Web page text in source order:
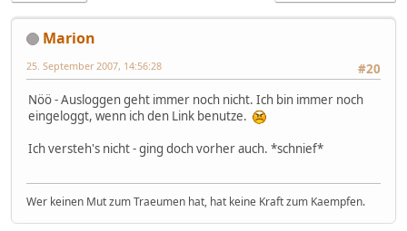
Marion
#20
25. September 2007, 14:56:28
Nöö - Ausloggen geht immer noch nicht. Ich bin immer noch
eingeloggt, wenn ich den Link benutze.
Ich versteh's nicht - ging doch vorher auch. *schnief*
Wer keinen Mut zum Traeumen hat, hat keine Kraft zum Kaempfen.